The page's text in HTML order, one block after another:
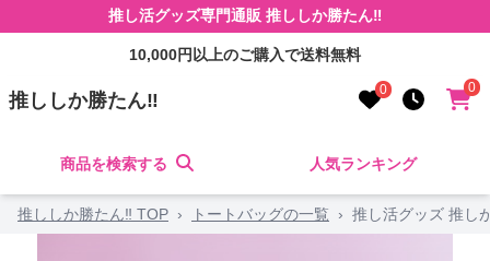
推し活グッズ専門通販 推ししか勝たん‼
10,000円以上のご購入で送料無料
推ししか勝たん‼ 0 0
商品を検索する 人気ランキング
推ししか勝たん‼ TOP › トートバッグの一覧 › 推し活グッズ 推し